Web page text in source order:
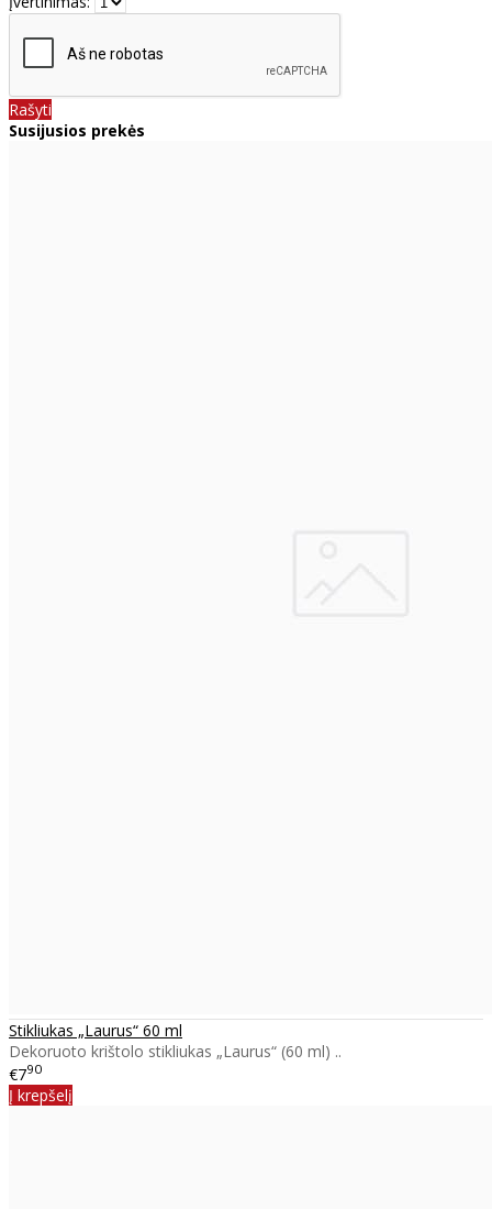
Rašyti
Susijusios prekės
Stikliukas „Laurus“ 60 ml
Dekoruoto krištolo stikliukas „Laurus“ (60 ml) ..
€790
Į krepšelį